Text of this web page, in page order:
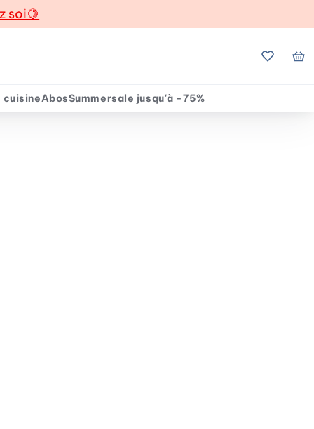
soi🍋
Mes
cuisineAbosSummersale jusqu'à -75%